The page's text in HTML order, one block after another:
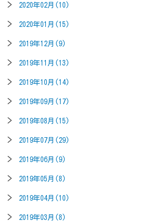
2020年02月(10)
2020年01月(15)
2019年12月(9)
2019年11月(13)
2019年10月(14)
2019年09月(17)
2019年08月(15)
2019年07月(29)
2019年06月(9)
2019年05月(8)
2019年04月(10)
2019年03月(8)